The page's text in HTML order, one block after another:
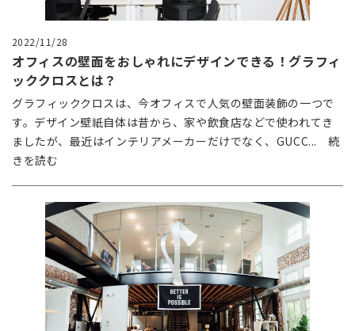
2022/11/28
オフィスの壁面をおしゃれにデザインできる！グラフィ
ッククロスとは？
グラフィッククロスは、今オフィスで人気の壁面装飾の一つで
す。デザイン壁紙自体は昔から、家や飲食店などで使われてき
ましたが、最近はインテリアメーカーだけでなく、GUCC... 続
きを読む